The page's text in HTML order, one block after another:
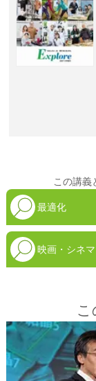
この講義
最適化
映画・シネマ
こ